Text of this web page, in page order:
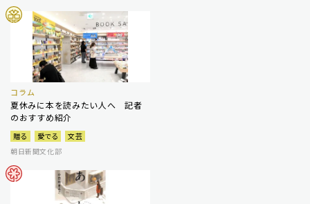
コラム
夏休みに本を読みたい人へ 記者
のおすすめ紹介
贈る 愛でる
文芸
朝日新聞文化部